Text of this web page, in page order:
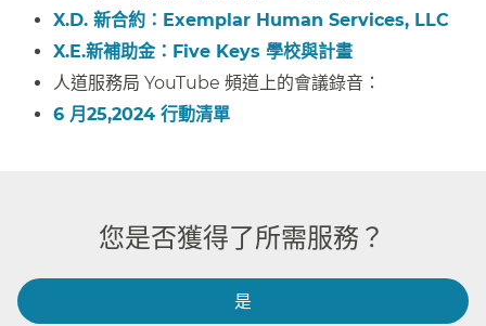
X.D. 新合約：Exemplar Human Services, LLC​​
X.E.新補助金：Five Keys 學校與計畫​​
人道服務局 YouTube 頻道上的會議錄音：​​
6 月25,2024 行動清單​​
您是否獲得了所需服務？​​
是​​